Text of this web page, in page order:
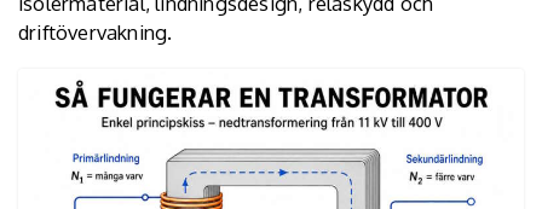
driftövervakning.